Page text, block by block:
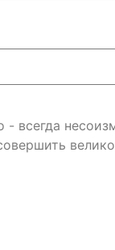
- всегда